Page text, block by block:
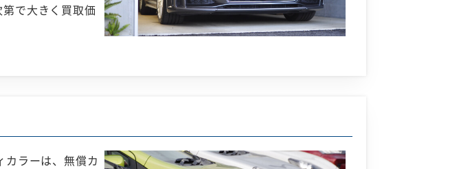
で大きく買取価
カラーは、無償カ